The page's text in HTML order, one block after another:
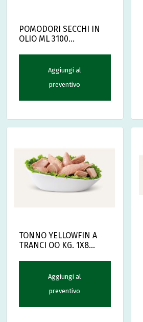
POMODORI SECCHI IN
OLIO ML 3100
Aggiungi al
preventivo
TONNO YELLOWFIN A
TRANCI OO KG. 1X8
Aggiungi al
preventivo